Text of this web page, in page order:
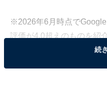
※2026年6月時点で
評価が4.0超えのものを紹
この記事の執
続